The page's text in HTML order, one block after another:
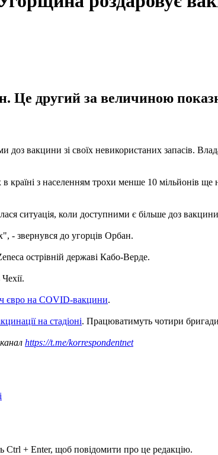
Це другий за величиною
вакцини зі своїх невикористаних запасів.
країні з населенням трохи менше 10 мільйонів
ситуація, коли доступними є більше доз вакцини,
- звернувся до угорців Орбан.
острівній державі Кабо-Верде.
євро на COVID-вакцини.
на стадіоні. Працюватимуть чотири
https://t.me/korrespondentnet
Ctrl + Enter, щоб повідомити про це редакцію.